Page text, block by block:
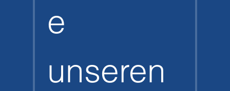
e
unseren